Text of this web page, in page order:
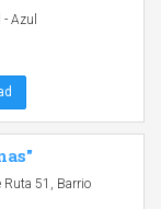
Azul
51, Barrio